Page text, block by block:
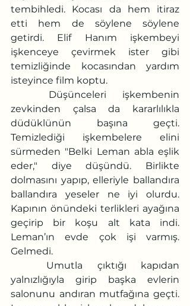
tembihledi. Kocası da hem itiraz
etti hem de söylene söylene
getirdi. Elif Hanım işkembeyi
işkenceye çevirmek ister gibi
temizliğinde kocasından yardım
isteyince film koptu.
zevkinden çalsa da kararlılıkla
düdüklünün başına geçti.
Temizlediği işkembelere elini
sürmeden "Belki Leman abla eşlik
eder," diye düşündü. Birlikte
dolmasını yapıp, elleriyle ballandıra
ballandıra yeseler ne iyi olurdu.
Kapının önündeki terlikleri ayağına
geçirip bir koşu alt kata indi.
Leman’ın evde çok işi varmış.
Gelmedi.
yalnızlığıyla girip başka evlerin
salonunu andıran mutfağına geçti.